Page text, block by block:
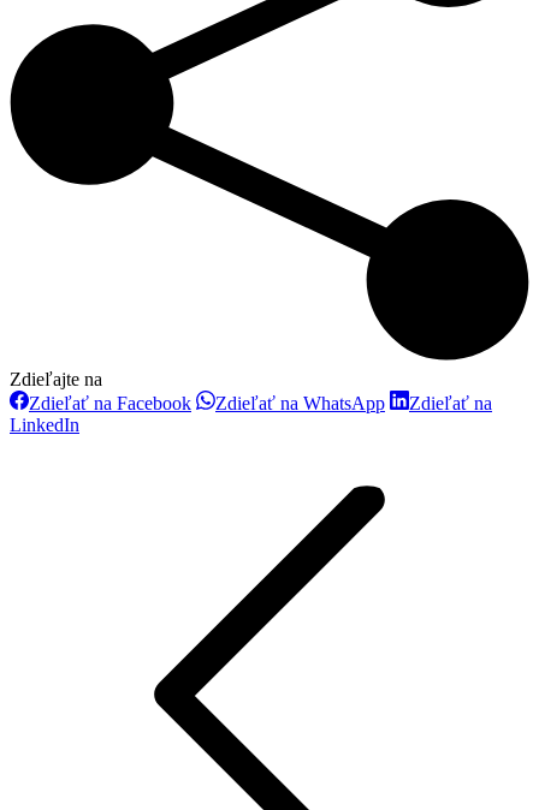
Zdieľajte na
Zdieľať na FacebookZdieľať
Zdieľať na WhatsAppZdieľať
Zdieľať na
LinkedIn